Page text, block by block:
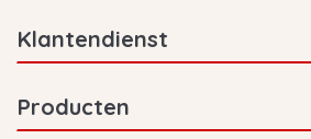
Klantendienst
Producten